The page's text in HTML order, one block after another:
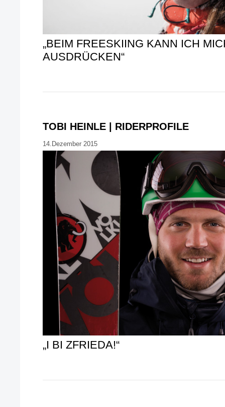
„BEIM FREESKIING KANN ICH
AUSDRÜCKEN“
TOBI HEINLE | RIDERPROFILE
14.Dezember 2015
„I BI ZFRIEDA!“